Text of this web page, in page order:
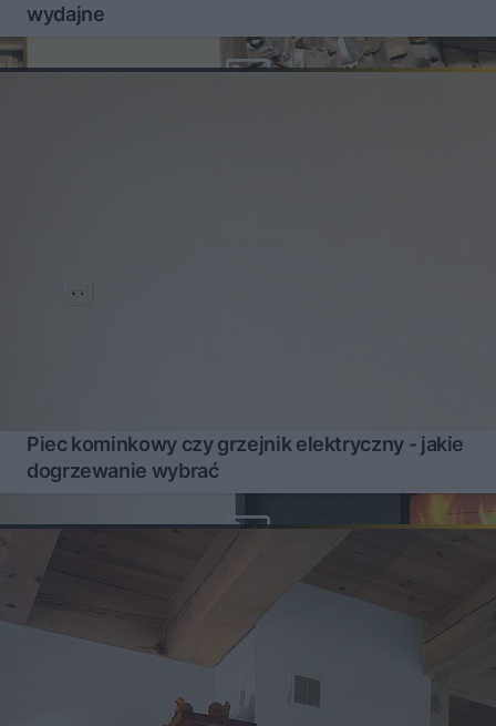
wydajne
Piec kominkowy czy grzejnik elektryczny - jakie
dogrzewanie wybrać